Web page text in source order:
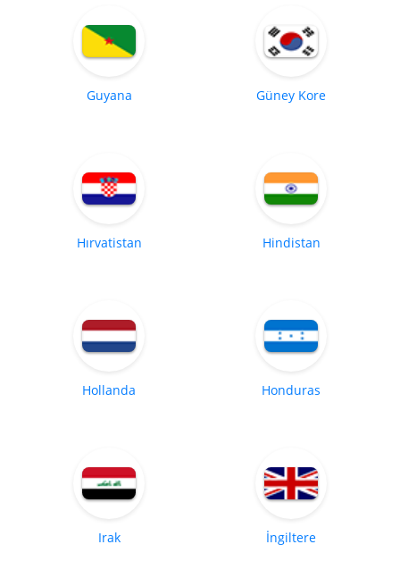
Guyana Güney Kore
Hırvatistan Hindistan
Hollanda Honduras
Irak İngiltere